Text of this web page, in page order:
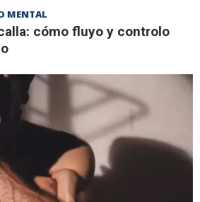
MENTAL
cómo fluyo y controlo